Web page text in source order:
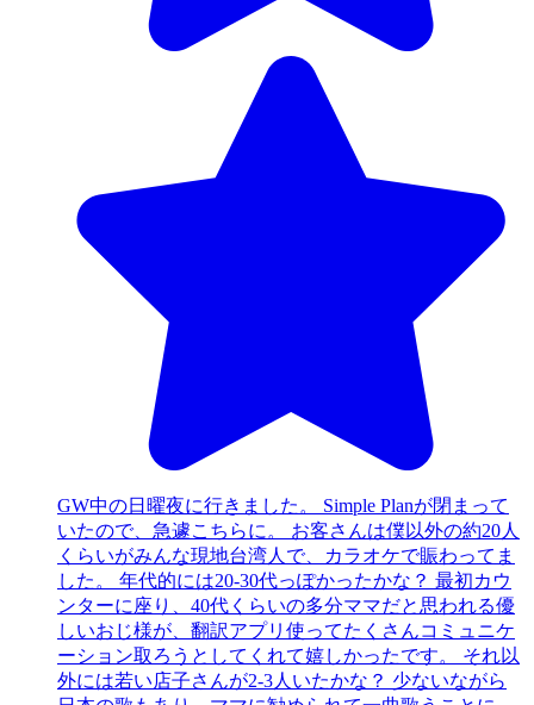
GW中の日曜夜に行きました。 Simple Planが閉まって
いたので、急遽こちらに。 お客さんは僕以外の約20人
くらいがみんな現地台湾人で、カラオケで賑わってま
した。 年代的には20-30代っぽかったかな？ 最初カウ
ンターに座り、40代くらいの多分ママだと思われる優
しいおじ様が、翻訳アプリ使ってたくさんコミュニケ
ーション取ろうとしてくれて嬉しかったです。 それ以
外には若い店子さんが2-3人いたかな？ 少ないながら